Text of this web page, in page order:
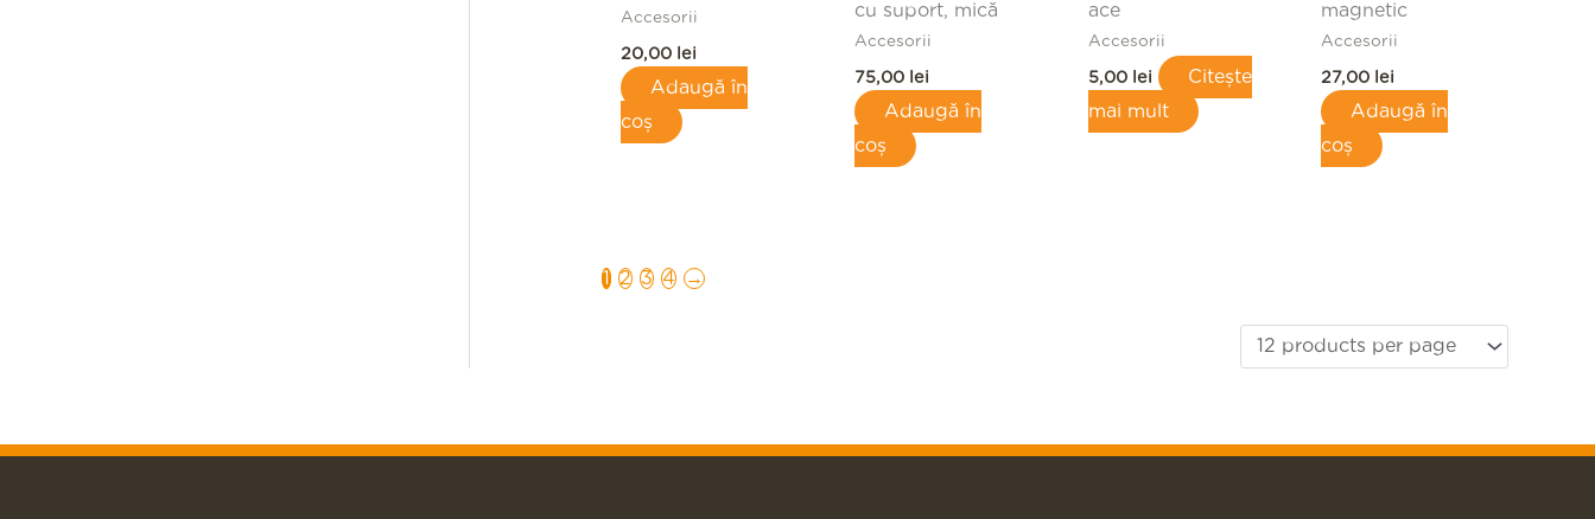
Accesorii
20,00 lei
Adaugă în
coș
cu suport, mică
Accesorii
75,00 lei
Adaugă în
coș
ace
Accesorii
5,00 lei
Citește
mai mult
magnetic
Accesorii
27,00 lei
Adaugă în
coș
1 2 3 4 →